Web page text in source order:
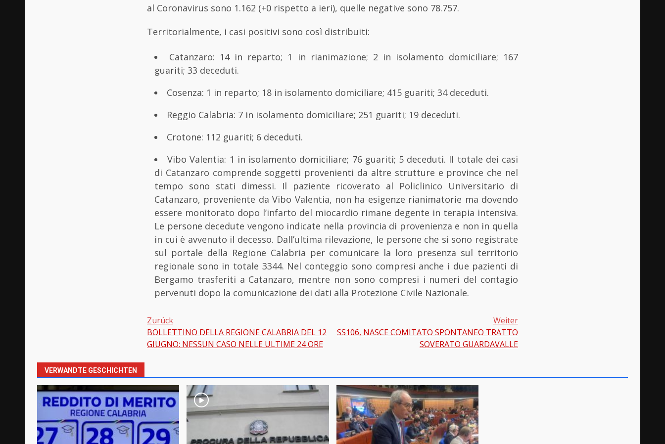
al Coronavirus sono 1.162 (+0 rispetto a ieri), quelle negative sono 78.757.
Territorialmente, i casi positivi sono così distribuiti:
Catanzaro: 14 in reparto; 1 in rianimazione; 2 in isolamento domiciliare; 167
guariti; 33 deceduti.
Cosenza: 1 in reparto; 18 in isolamento domiciliare; 415 guariti; 34 deceduti.
Reggio Calabria: 7 in isolamento domiciliare; 251 guariti; 19 deceduti.
Crotone: 112 guariti; 6 deceduti.
Vibo Valentia: 1 in isolamento domiciliare; 76 guariti; 5 deceduti. Il totale dei casi
di Catanzaro comprende soggetti provenienti da altre strutture e province che nel
tempo sono stati dimessi. Il paziente ricoverato al Policlinico Universitario di
Catanzaro, proveniente da Vibo Valentia, non ha esigenze rianimatorie ma dovendo
essere monitorato dopo l’infarto del miocardio rimane degente in terapia intensiva.
Le persone decedute vengono indicate nella provincia di provenienza e non in quella
in cui è avvenuto il decesso. Dall’ultima rilevazione, le persone che si sono registrate
sul portale della Regione Calabria per comunicare la loro presenza sul territorio
regionale sono in totale 3344. Nel conteggio sono compresi anche i due pazienti di
Bergamo trasferiti a Catanzaro, mentre non sono compresi i numeri del contagio
pervenuti dopo la comunicazione dei dati alla Protezione Civile Nazionale.
Beitragsnavigation
Zurück
BOLLETTINO DELLA REGIONE CALABRIA DEL 12
GIUGNO: NESSUN CASO NELLE ULTIME 24 ORE
Weiter
SS106, NASCE COMITATO SPONTANEO TRATTO
SOVERATO GUARDAVALLE
VERWANDTE GESCHICHTEN